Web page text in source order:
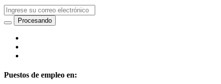
Puestos de empleo en: